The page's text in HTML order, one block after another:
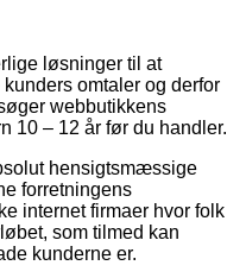
løsninger til at
omtaler og derfor
webbutikkens
10 – 12 år før du handler.
hensigtsmæssige
forretningens
internet firmaer hvor folk
som tilmed kan
kunderne er.